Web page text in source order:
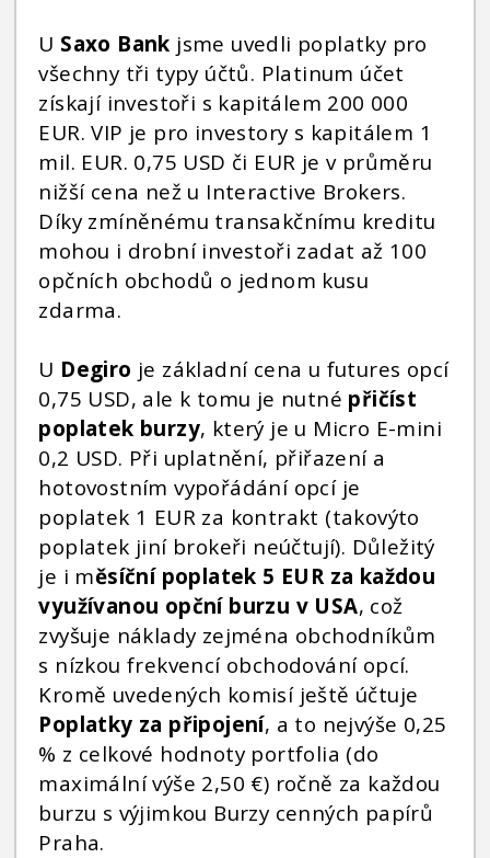
U Saxo Bank jsme uvedli poplatky pro
všechny tři typy účtů. Platinum účet
získají investoři s kapitálem 200 000
EUR. VIP je pro investory s kapitálem 1
mil. EUR. 0,75 USD či EUR je v průměru
nižší cena než u Interactive Brokers.
Díky zmíněnému transakčnímu kreditu
mohou i drobní investoři zadat až 100
opčních obchodů o jednom kusu
zdarma.
U Degiro je základní cena u futures opcí
0,75 USD, ale k tomu je nutné přičíst
poplatek burzy, který je u Micro E-mini
0,2 USD. Při uplatnění, přiřazení a
hotovostním vypořádání opcí je
poplatek 1 EUR za kontrakt (takovýto
poplatek jiní brokeři neúčtují). Důležitý
je i měsíční poplatek 5 EUR za každou
využívanou opční burzu v USA, což
zvyšuje náklady zejména obchodníkům
s nízkou frekvencí obchodování opcí.
Kromě uvedených komisí ještě účtuje
Poplatky za připojení, a to nejvýše 0,25
% z celkové hodnoty portfolia (do
maximální výše 2,50 €) ročně za každou
burzu s výjimkou Burzy cenných papírů
Praha.